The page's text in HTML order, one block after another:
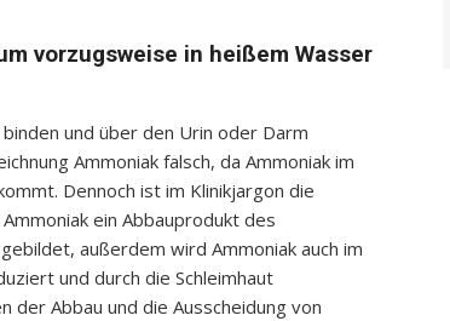
vorzugsweise in heißem Wasser
und über den Urin oder Darm
Ammoniak falsch, da Ammoniak im
Dennoch ist im Klinikjargon die
ein Abbauprodukt des
außerdem wird Ammoniak auch im
und durch die Schleimhaut
der Abbau und die Ausscheidung von